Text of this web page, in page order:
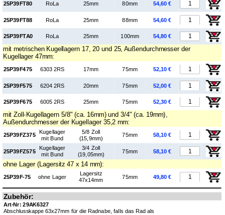
25P39FT80 RoLa 25mm 80mm 54,60 €
25P39FT88 RoLa 25mm 88mm 54,60 €
25P39FTA0 RoLa 25mm 100mm 54,80 €
mit metrischen Kugellagern 17, 20 und 25, Außendurchmesser der
Kugellager 47mm:
25P39F475 6303 2RS 17mm 75mm 52,10 €
25P39F575 6204 2RS 20mm 75mm 52,00 €
25P39F675 6005 2RS 25mm 75mm 52,30 €
mit Zoll-Kugellagern 5/8" (ca. 16mm) und 3/4" (ca. 19mm),
Außendurchmesser der Kugellager 35,2 mm:
25P39FZ375
Kugel­lager
mit Bund
5/8 Zoll
(15,9mm)
75mm 58,10 €
25P39FZ575
Kugel­lager
mit Bund
3/4 Zoll
(19,05mm)
75mm 58,10 €
ohne Lager (Lagersitz 47 x 14 mm):
25P39F-75 ohne Lager
Lagersitz
47x14mm
75mm 49,80 €
Zubehör:
Art-Nr: 29AK6327
Abschlusskappe 63x27mm für die Radnabe, falls das Rad als